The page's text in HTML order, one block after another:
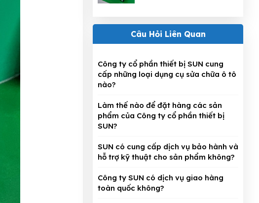
Câu Hỏi Liên Quan
Công ty cổ phần thiết bị SUN cung
cấp những loại dụng cụ sửa chữa ô tô
nào?
Làm thế nào để đặt hàng các sản
phẩm của Công ty cổ phần thiết bị
SUN?
SUN có cung cấp dịch vụ bảo hành và
hỗ trợ kỹ thuật cho sản phẩm không?
Công ty SUN có dịch vụ giao hàng
toàn quốc không?